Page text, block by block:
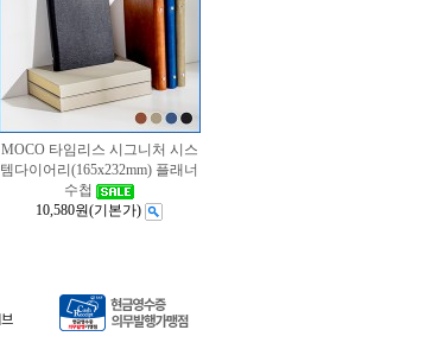
MOCO 타임리스 시그니처 시스
템다이어리(165x232mm) 플래너
수첩
10,580원(기본가)